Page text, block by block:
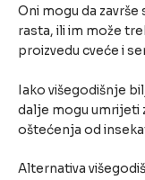
Oni mogu da
rasta, ili im može
proizvedu cveće i
Iako višegodišnje
dalje mogu umrijeti
oštećenja od
Alternativa